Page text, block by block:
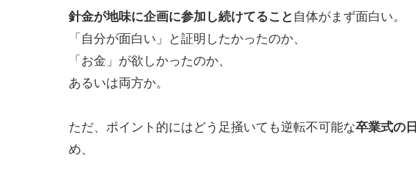
針金が地味に企画に参加し続けてること 自体がまず面白い。
「自分が面白い」と証明したかったのか、
「お金」が欲しかったのか、
あるいは両方か。
ただ、ポイント的にはどう足掻いても逆転不可能な卒業式の日
め、